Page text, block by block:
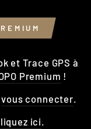
et Trace GPS à
Premium !
vous connecter
ici